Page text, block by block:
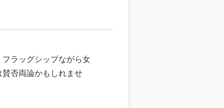
ラッグシップながら女
否両論かもしれませ